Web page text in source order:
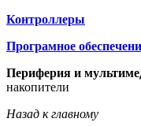
Контроллеры
Програмное
Периферия и
накопители
Назад к главному